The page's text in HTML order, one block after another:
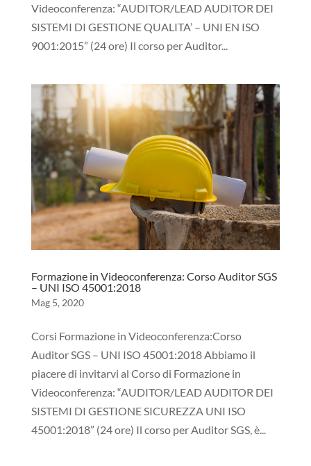
Videoconferenza: “AUDITOR/LEAD AUDITOR DEI
SISTEMI DI GESTIONE QUALITA’ – UNI EN ISO
9001:2015” (24 ore) Il corso per Auditor...
Formazione in Videoconferenza: Corso Auditor SGS
– UNI ISO 45001:2018
Mag 5, 2020
Corsi Formazione in Videoconferenza:Corso
Auditor SGS – UNI ISO 45001:2018 Abbiamo il
piacere di invitarvi al Corso di Formazione in
Videoconferenza: “AUDITOR/LEAD AUDITOR DEI
SISTEMI DI GESTIONE SICUREZZA UNI ISO
45001:2018” (24 ore) Il corso per Auditor SGS, è...